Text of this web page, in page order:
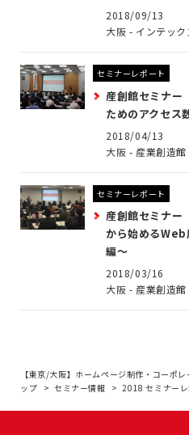
2018/09/13
大阪 - インテック
セミナーレポート
産創館セミナ
ためのアクセス
2018/04/13
大阪 - 産業創造館
セミナーレポート
産創館セミナ
から始めるWeb
編〜
2018/03/16
大阪 - 産業創造館
【東京/大阪】ホームページ制作・コーポ
ップ
セミナー情報 2018 セミナー